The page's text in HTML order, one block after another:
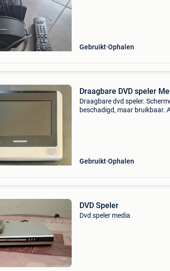
Gebruikt Ophalen
Draagbare DVD speler
Draagbare dvd speler.
beschadigd, maar bruikbaar.
Gebruikt Ophalen
DVD Speler
Dvd speler media